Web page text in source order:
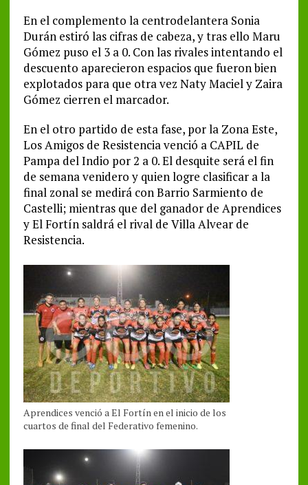
En el complemento la centrodelantera Sonia
Durán estiró las cifras de cabeza, y tras ello Maru
Gómez puso el 3 a 0. Con las rivales intentando el
descuento aparecieron espacios que fueron bien
explotados para que otra vez Naty Maciel y Zaira
Gómez cierren el marcador.
En el otro partido de esta fase, por la Zona Este,
Los Amigos de Resistencia venció a CAPIL de
Pampa del Indio por 2 a 0. El desquite será el fin
de semana venidero y quien logre clasificar a la
final zonal se medirá con Barrio Sarmiento de
Castelli; mientras que del ganador de Aprendices
y El Fortín saldrá el rival de Villa Alvear de
Resistencia.
Aprendices venció a El Fortín en el inicio de los
cuartos de final del Federativo femenino.